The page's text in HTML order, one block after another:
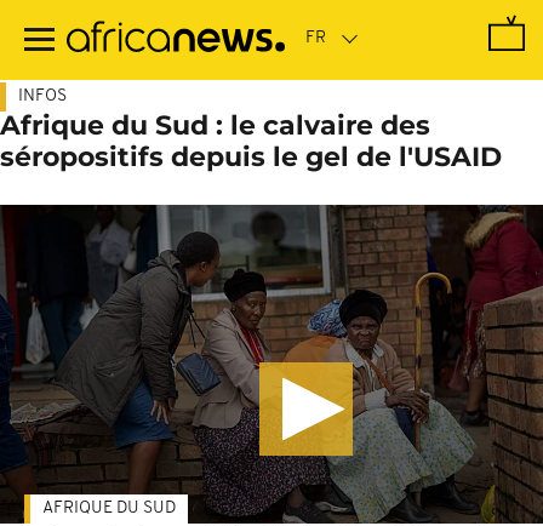
contenu
INFOS
Afrique du Sud : le calvaire des
séropositifs depuis le gel de l'USAID
AFRIQUE DU SUD